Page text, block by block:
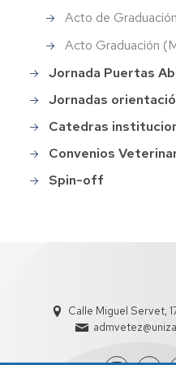
Acto de
Acto Graduación
Jornada Puertas
Jornadas
Catedras
Convenios
Spin-off
Calle Miguel Servet,